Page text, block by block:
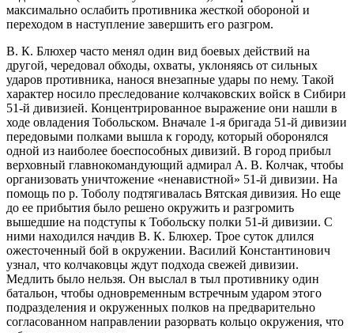
максимально ослабить противника жесткой обороной и
переходом в наступление завершить его разгром.
В. К. Блюхер часто менял один вид боевых действий на
другой, чередовал обходы, охваты, уклоняясь от сильных
ударов противника, нанося внезапные удары по нему. Такой
характер носило преследование колчаковских войск в Сибири
51-й дивизией. Концентрированное выражение они нашли в
ходе овладения Тобольском. Вначале 1-я бригада 51-й дивизии
передовыми полками вышла к городу, который оборонялся
одной из наиболее боеспособных дивизий. В город прибыл
верховный главнокомандующий адмирал А. В. Колчак, чтобы
организовать уничтожение «ненавистной» 51-й дивизии. На
помощь по р. Тоболу подтягивалась Вятская дивизия. Но еще
до ее прибытия было решено окружить и разгромить
вышедшие на подступы к Тобольску полки 51-й дивизии. С
ними находился начдив В. К. Блюхер. Трое суток длился
ожесточенный бой в окружении. Василий Константинович
узнал, что колчаковцы ждут подхода свежей дивизии.
Медлить было нельзя. Он выслал в тыл противнику один
батальон, чтобы одновременным встречным ударом этого
подразделения и окруженных полков на предварительно
согласованном направлении разорвать кольцо окружения, что